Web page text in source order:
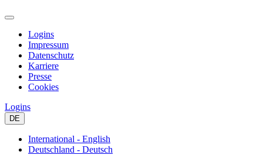
Logins
Impressum
Datenschutz
Karriere
Presse
Cookies
Logins
DE
International - English
Deutschland - Deutsch